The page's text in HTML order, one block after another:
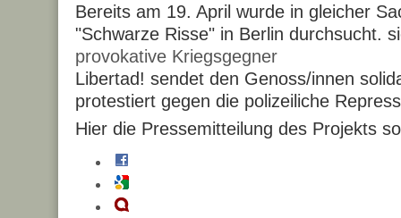
Bereits am 19. April wurde in gleicher
"Schwarze Risse" in Berlin durchsucht.
provokative Kriegsgegner
Libertad! sendet den Genoss/innen
protestiert gegen die polizeiliche
Hier die Pressemitteilung des Projekts